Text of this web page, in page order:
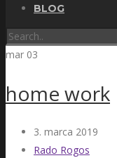
BLOG
mar 03
home work
3. marca 2019
Rado Rogos